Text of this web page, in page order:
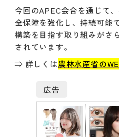
今回のAPEC会合を通じて
全保障を強化し、持続可能
構築を目指す取り組みがさ
されています。
⇒ 詳しくは農林水産省の
広告